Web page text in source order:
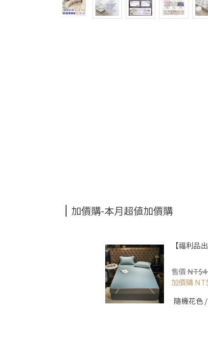
加價購-本月超值加價購
【福利品
售價
加價購